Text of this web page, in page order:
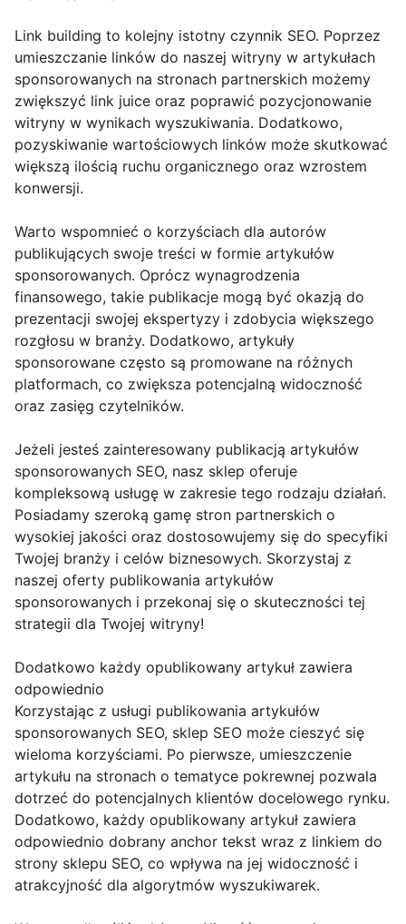
Link building to kolejny istotny czynnik SEO. Poprzez
umieszczanie linków do naszej witryny w artykułach
sponsorowanych na stronach partnerskich możemy
zwiększyć link juice oraz poprawić pozycjonowanie
witryny w wynikach wyszukiwania. Dodatkowo,
pozyskiwanie wartościowych linków może skutkować
większą ilością ruchu organicznego oraz wzrostem
konwersji.
Warto wspomnieć o korzyściach dla autorów
publikujących swoje treści w formie artykułów
sponsorowanych. Oprócz wynagrodzenia
finansowego, takie publikacje mogą być okazją do
prezentacji swojej ekspertyzy i zdobycia większego
rozgłosu w branży. Dodatkowo, artykuły
sponsorowane często są promowane na różnych
platformach, co zwiększa potencjalną widoczność
oraz zasięg czytelników.
Jeżeli jesteś zainteresowany publikacją artykułów
sponsorowanych SEO, nasz sklep oferuje
kompleksową usługę w zakresie tego rodzaju działań.
Posiadamy szeroką gamę stron partnerskich o
wysokiej jakości oraz dostosowujemy się do specyfiki
Twojej branży i celów biznesowych. Skorzystaj z
naszej oferty publikowania artykułów
sponsorowanych i przekonaj się o skuteczności tej
strategii dla Twojej witryny!
Dodatkowo każdy opublikowany artykuł zawiera
odpowiednio
Korzystając z usługi publikowania artykułów
sponsorowanych SEO, sklep SEO może cieszyć się
wieloma korzyściami. Po pierwsze, umieszczenie
artykułu na stronach o tematyce pokrewnej pozwala
dotrzeć do potencjalnych klientów docelowego rynku.
Dodatkowo, każdy opublikowany artykuł zawiera
odpowiednio dobrany anchor tekst wraz z linkiem do
strony sklepu SEO, co wpływa na jej widoczność i
atrakcyjność dla algorytmów wyszukiwarek.